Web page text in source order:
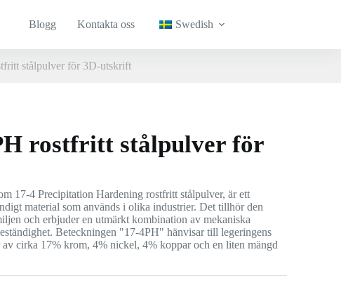
Blogg Kontakta oss Swedish
stålpulver för 3D-utskrift
rostfritt stålpulver för
17-4 Precipitation Hardening rostfritt stålpulver, är ett
material som används i olika industrier. Det tillhör den
och erbjuder en utmärkt kombination av mekaniska
Beteckningen "17-4PH" hänvisar till legeringens
av cirka 17% krom, 4% nickel, 4% koppar och en liten mängd